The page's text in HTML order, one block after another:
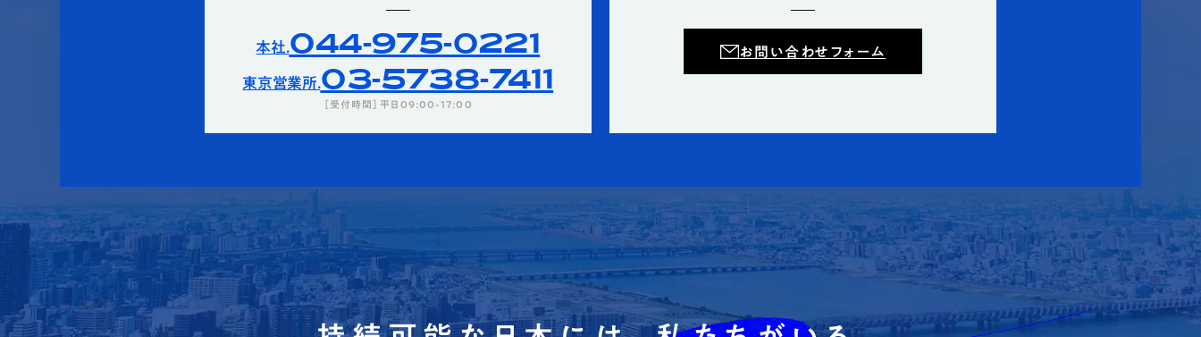
本社.044-975-0221
東京営業所.03-5738-7411
［受付時間］平日09:00-17:00
お問い合わせフォーム